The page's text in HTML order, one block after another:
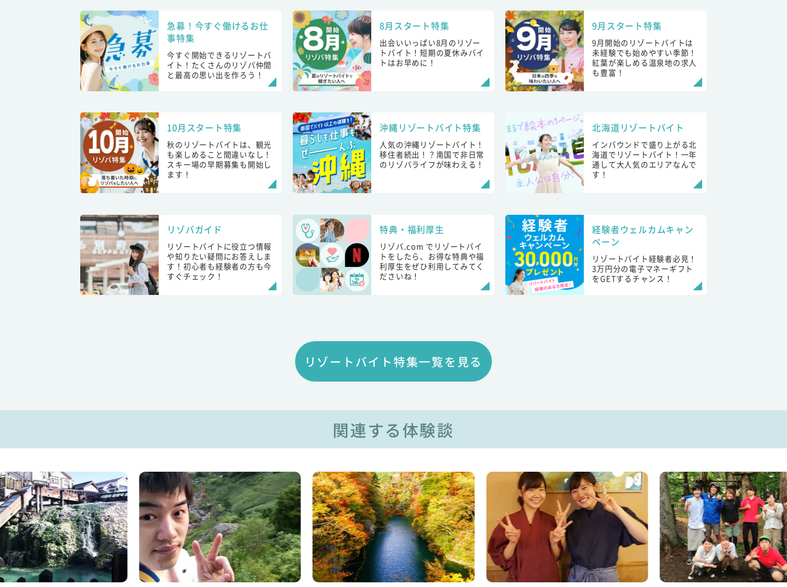
急募！今すぐ働けるお仕
事特集
今すぐ開始できるリゾートバ
イト！たくさんのリゾバ仲間
と最高の思い出を作ろう！
8月スタート特集
出会いいっぱい8月のリゾー
トバイト！短期の夏休みバイ
トはお早めに！
9月スタート特集
9月開始のリゾートバイトは
未経験でも始めやすい季節！
紅葉が楽しめる温泉地の求人
も豊富！
10月スタート特集
秋のリゾートバイトは、観光
も楽しめること間違いなし！
スキー場の早期募集も開始し
ます！
沖縄リゾートバイト特集
人気の沖縄リゾートバイト！
移住者続出！？南国で非日常
のリゾバライフが味わえる！
北海道リゾートバイト
インバウンドで盛り上がる北
海道でリゾートバイト！一年
通して大人気のエリアなんで
す！
リゾバガイド
リゾートバイトに役立つ情報
や知りたい疑問にお答えしま
す！初心者も経験者の方も今
すぐチェック！
特典・福利厚生
リゾバ.com でリゾートバイ
トをしたら、お得な特典や福
利厚生をぜひ利用してみてく
ださいね！
経験者ウェルカムキャン
ペーン
リゾートバイト経験者必見！
3万円分の電子マネーギフト
をGETするチャンス！
リゾートバイト特集一覧を見る
関連する体験談